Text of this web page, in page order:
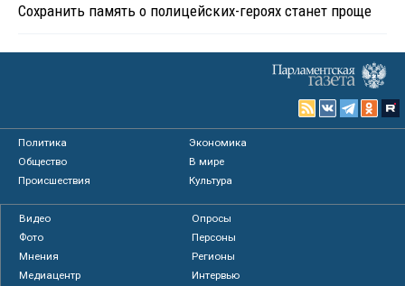
Сохранить память о полицейских-героях станет проще
Политика
Экономика
Общество
В мире
Происшествия
Культура
Видео
Опросы
Фото
Персоны
Мнения
Регионы
Медиацентр
Интервью